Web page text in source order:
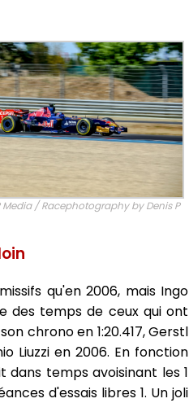
Media / Racephotography by Denis P
qu'en 2006, mais Ingo
des temps de ceux qui ont
chrono en 1:20.417, Gerstl
Liuzzi en 2006. En fonction
temps avoisinant les 1
d'essais libres 1. Un joli